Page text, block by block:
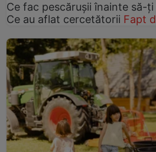
Ce fac pescărușii înainte să-
Ce au aflat cercetătorii Fapt